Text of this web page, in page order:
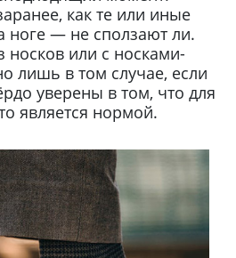
как те или иные
ноге — не сползают ли.
носков или с носками-
лишь в том случае, если
уверены в том, что для
является нормой.